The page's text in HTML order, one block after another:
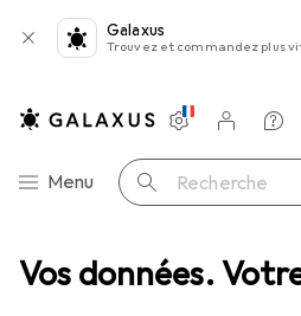
Vos données.
Galaxus
Trouvez et commandez plus
Navigation par catégorie
Menu Recherche
Paramètres
Compte client
Listes de
Listes d'envies
Panier
travail Atlas Chaussures de